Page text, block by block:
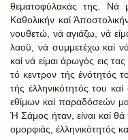
θεματοφύλακάς της. Νά
Καθολικήν καί
νουθετώ, νά αγιάζω, νά
λαοϋ, νά συμμετέχω καί
καί νά είμαι άρωγός εις
τό κεντρον τής ένότητός
τής έλληνικότητός του
εθίμων καί παραδόσεών
Ή Σάμος ήταν, είναι καί
ομορφιάς, έλληνικότητός